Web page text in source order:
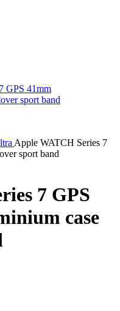
Apple WATCH Series 7
sport band
7 GPS
case